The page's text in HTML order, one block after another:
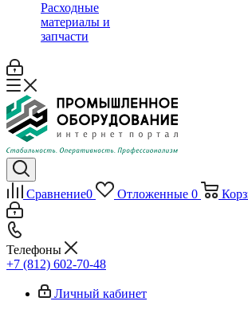
Расходные
материалы и
запчасти
Сравнение0 Отложенные 0
Телефоны
+7 (812) 602-70-48
Личный кабинет